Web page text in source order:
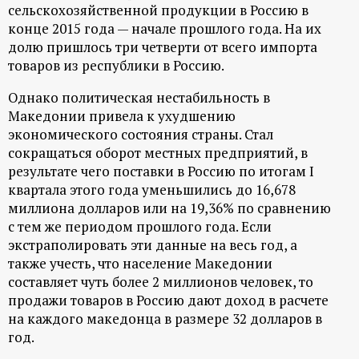
сельскохозяйственной продукции в Россию в
конце 2015 года — начале прошлого года. На их
долю пришлось три четверти от всего импорта
товаров из республики в Россию.
Однако политическая нестабильность в
Македонии привела к ухудшению
экономического состояния страны. Стал
сокращаться оборот местных предприятий, в
результате чего поставки в Россию по итогам I
квартала этого года уменьшились до 16,678
миллиона долларов или на 19,36% по сравнению
с тем же периодом прошлого года. Если
экстраполировать эти данные на весь год, а
также учесть, что население Македонии
составляет чуть более 2 миллионов человек, то
продажи товаров в Россию дают доход в расчете
на каждого македонца в размере 32 долларов в
год.